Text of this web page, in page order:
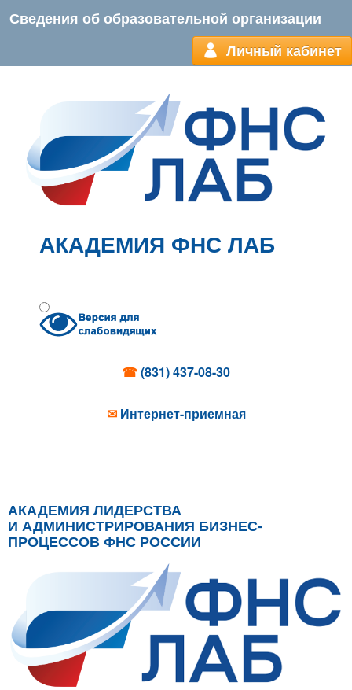
Сведения об образовательной организации
Личный кабинет
АКАДЕМИЯ ФНС ЛАБ
☎(831) 437-08-30
✉ Интернет-приемная
АКАДЕМИЯ ЛИДЕРСТВА
И АДМИНИСТРИРОВАНИЯ БИЗНЕС-
ПРОЦЕССОВ ФНС РОССИИ